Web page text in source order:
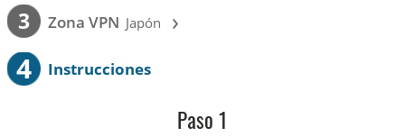
3 Zona VPN Japón ›
4 Instrucciones
Paso 1